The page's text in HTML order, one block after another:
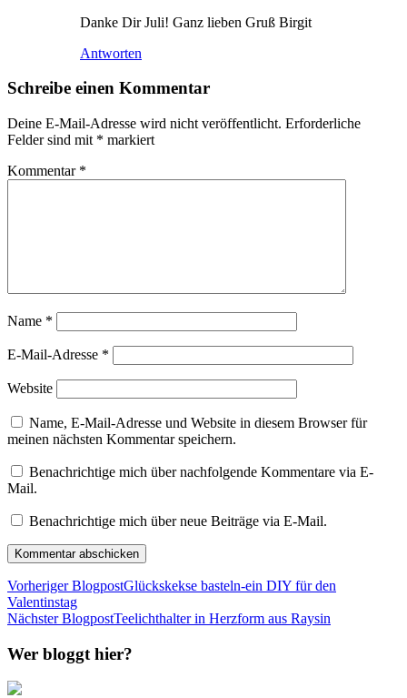
Danke Dir Juli! Ganz lieben Gruß Birgit
Antworten
Schreibe einen Kommentar
Deine E-Mail-Adresse wird nicht veröffentlicht. Erforderliche
Felder sind mit * markiert
Kommentar *
Name *
E-Mail-Adresse *
Website
Name, E-Mail-Adresse und Website in diesem Browser für
meinen nächsten Kommentar speichern.
Benachrichtige mich über nachfolgende Kommentare via E-
Mail.
Benachrichtige mich über neue Beiträge via E-Mail.
Vorheriger BlogpostGlückskekse basteln-ein DIY für den
Valentinstag
Nächster BlogpostTeelichthalter in Herzform aus Raysin
Wer bloggt hier?